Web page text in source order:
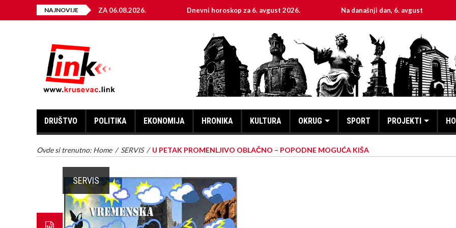
NAJNOVIJE
ENERGIJE ZA 06.08.2026. Dnevni horoskop za 6. avgust 2026. Na današnji dan, 6. avgust Sveta
DRUŠTVO POLITIKA EKONOMIJA HRONIKA KULTURA OKRUG SPORT PROJEKTI
Ovde si trenutno: Home / SERVIS / U PETAK PROMENLJIVO OBLAČNO – POPODNE MOGUĆA KIŠA
SERVIS